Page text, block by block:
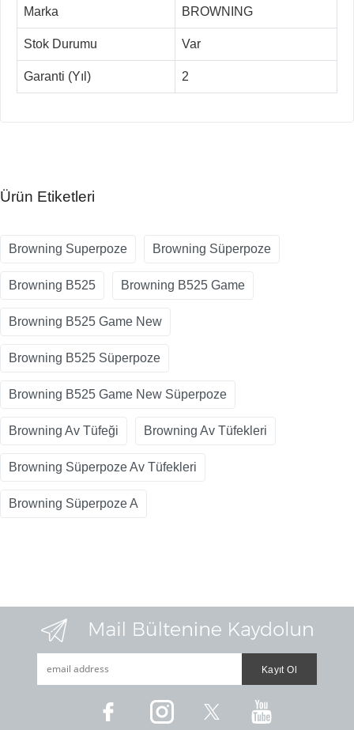
Marka BROWNING
Stok Durumu Var
Garanti (Yıl) 2
Ürün Etiketleri
Browning Superpoze Browning Süperpoze
Browning B525 Browning B525 Game
Browning B525 Game New
Browning B525 Süperpoze
Browning B525 Game New Süperpoze
Browning Av Tüfeği Browning Av Tüfekleri
Browning Süperpoze Av Tüfekleri
Browning Süperpoze A